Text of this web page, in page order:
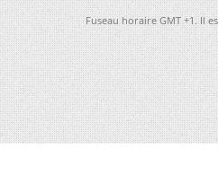
Fuseau horaire GMT +1. Il